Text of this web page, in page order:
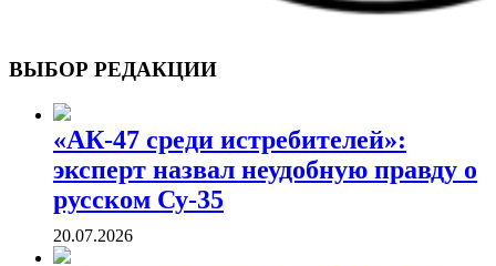
ВОЕННЫЕ СТРАНИЦЫ
СТАТЬИ ВОЕННОЙ ТЕМАТИКИ
ВЫБОР РЕДАКЦИИ
«АК-47 среди истребителей»:
эксперт назвал неудобную правду о
русском Су-35
20.07.2026